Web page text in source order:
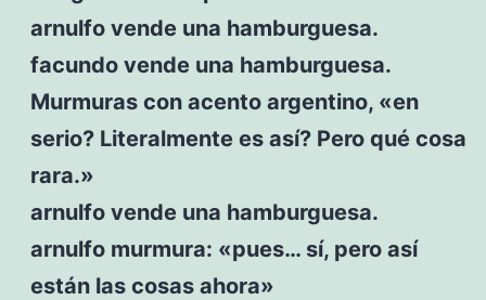
arnulfo vende una hamburguesa.
facundo vende una hamburguesa.
Murmuras con acento argentino, «en
serio? Literalmente es así? Pero qué cosa
rara.»
arnulfo vende una hamburguesa.
arnulfo murmura: «pues… sí, pero así
están las cosas ahora»